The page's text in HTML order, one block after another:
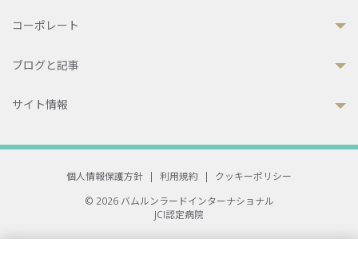
コーポレート
ブログと記事
サイト情報
個人情報保護方針 | 利用規約 |
クッキーポリシー
© 2026 バムルンラードインターナショナル
JCI認定病院